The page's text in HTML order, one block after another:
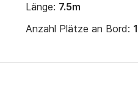
Länge: 7.5m
Anzahl Plätze an Bord: